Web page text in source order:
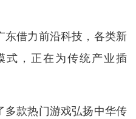
东借力前沿科技，各类新
式，正在为传统产业插
多款热门游戏弘扬中华传